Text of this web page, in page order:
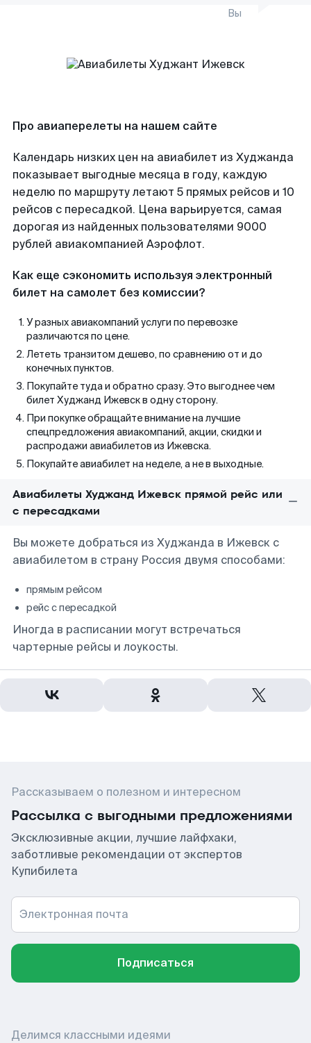
Вы
Про авиаперелеты на нашем сайте
Календарь низких цен на авиабилет из Худжанда
показывает выгодные месяца в году, каждую
неделю по маршруту летают 5 прямых рейсов и 10
рейсов с пересадкой. Цена варьируется, самая
дорогая из найденных пользователями 9000
рублей авиакомпанией Аэрофлот.
Как еще сэкономить используя электронный
билет на самолет без комиссии?
У разных авиакомпаний услуги по перевозке
различаются по цене.
Лететь транзитом дешево, по сравнению от и до
конечных пунктов.
Покупайте туда и обратно сразу. Это выгоднее чем
билет Худжанд Ижевск в одну сторону.
При покупке обращайте внимание на лучшие
спецпредложения авиакомпаний, акции, скидки и
распродажи авиабилетов из Ижевска.
Покупайте авиабилет на неделе, а не в выходные.
Авиабилеты Худжанд Ижевск прямой рейс или
с пересадками
Вы можете добраться из Худжанда в Ижевск с
авиабилетом в страну Россия двумя способами:
прямым рейсом
рейс с пересадкой
Иногда в расписании могут встречаться
чартерные рейсы и лоукосты.
Рассказываем о полезном и интересном
Рассылка с выгодными предложениями
Эксклюзивные акции, лучшие лайфхаки,
заботливые рекомендации от экспертов
Купибилета
Электронная почта
Подписаться
Делимся классными идеями